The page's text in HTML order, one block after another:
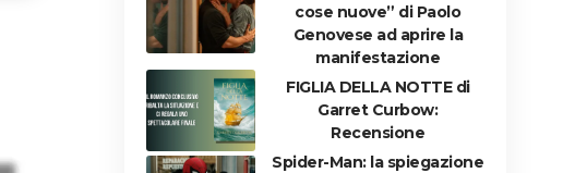
cose nuove” di Paolo
Genovese ad aprire la
manifestazione
FIGLIA DELLA NOTTE di
Garret Curbow:
Recensione
Spider-Man: la spiegazione